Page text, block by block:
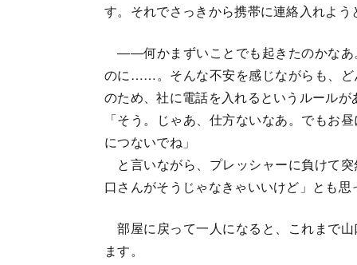
す。それでさっきから携帯に連絡入れよ
――何かまずいことでも起きたのかなあ
のに……。そんな不安を感じながらも、ど
のため、社に電話を入れるというルールが
「そう。じゃあ、仕方ないなあ。でもお
につないでね」
と言いながら、プレッシャーに負けて
口さんがそうじゃなきゃいいけど」とも思
部屋に戻って一人になると、これまで
ます。